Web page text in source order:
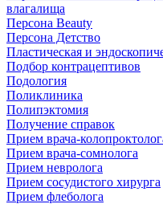
влагалища
Персона Beauty
Персона Детство
Пластическая и
Подбор контрацептивов
Подология
Поликлиника
Полипэктомия
Получение справок
Прием врача-
Прием врача-сомнолога
Прием невролога
Прием сосудистого хирурга
Прием флеболога